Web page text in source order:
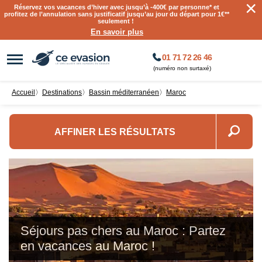
Réservez vos vacances d’hiver avec jusqu’à-400€ par personne* et
profitez de l’annulation sans justificatif jusqu’au jour du départ pour 1€**
seulement !
En savoir plus
×
01 71 72 26 46
(numéro non surtaxé)
Accueil 〉 destinations〉 Bassin méditerranéen 〉 Maroc
AFFINER LES RÉSULTATS
Séjours pas chers au Maroc : Partez
en vacances au Maroc !